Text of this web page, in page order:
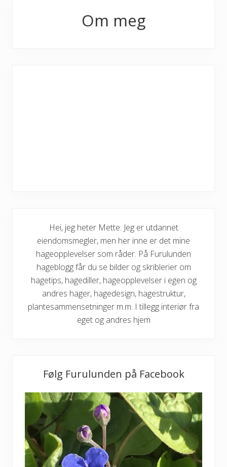
Om meg
Hei, jeg heter Mette. Jeg er utdannet
eiendomsmegler, men her inne er det mine
hageopplevelser som råder. På Furulunden
hageblogg får du se bilder og skriblerier om
hagetips, hagediller, hageopplevelser i egen og
andres hager, hagedesign, hagestruktur,
plantesammensetninger m.m. I tillegg interiør fra
eget og andres hjem
Følg Furulunden på Facebook